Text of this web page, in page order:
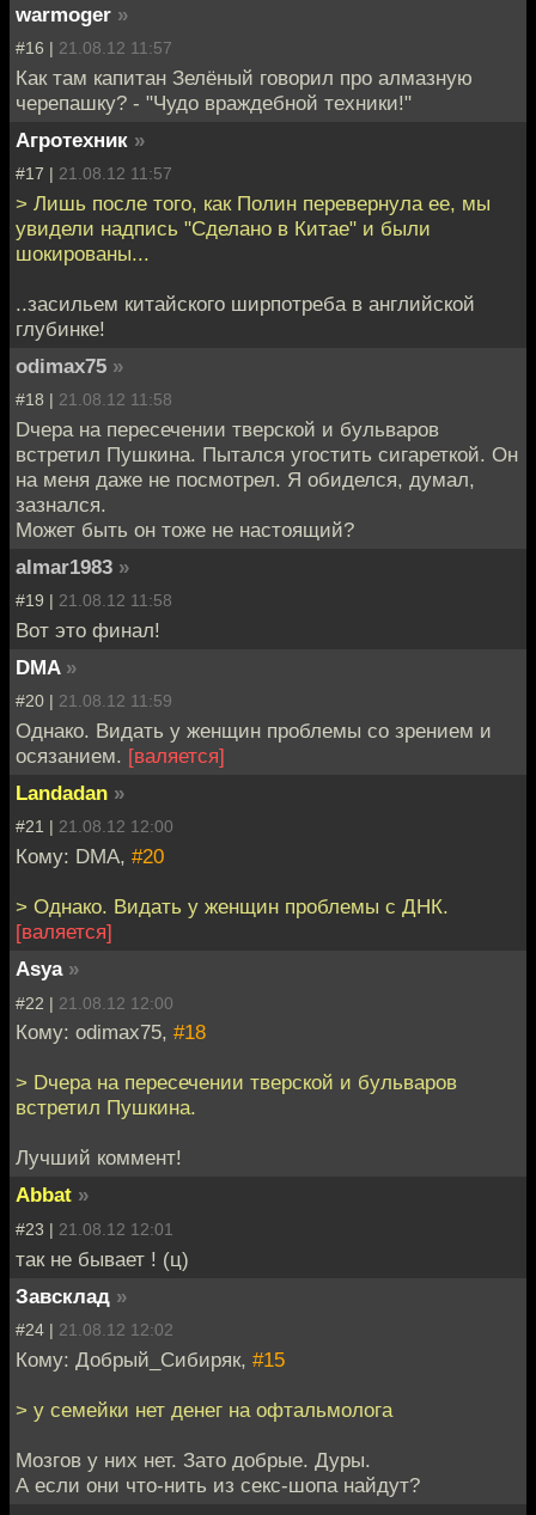
warmoger »
#16 | 21.08.12 11:57
Как там капитан Зелёный говорил про алмазную
черепашку? - "Чудо враждебной техники!"
Агротехник »
#17 | 21.08.12 11:57
> Лишь после того, как Полин перевернула ее, мы
увидели надпись "Сделано в Китае" и были
шокированы...
..засильем китайского ширпотреба в английской
глубинке!
odimax75 »
#18 | 21.08.12 11:58
Dчера на пересечении тверской и бульваров
встретил Пушкина. Пытался угостить сигареткой. Он
на меня даже не посмотрел. Я обиделся, думал,
зазнался.
Может быть он тоже не настоящий?
almar1983 »
#19 | 21.08.12 11:58
Вот это финал!
DMA »
#20 | 21.08.12 11:59
Однако. Видать у женщин проблемы со зрением и
осязанием. [валяется]
Landadan »
#21 | 21.08.12 12:00
Кому: DMA, #20
> Однако. Видать у женщин проблемы с ДНК.
[валяется]
Asya »
#22 | 21.08.12 12:00
Кому: odimax75, #18
> Dчера на пересечении тверской и бульваров
встретил Пушкина.
Лучший коммент!
Abbat »
#23 | 21.08.12 12:01
так не бывает ! (ц)
Завсклад »
#24 | 21.08.12 12:02
Кому: Добрый_Сибиряк, #15
> у семейки нет денег на офтальмолога
Мозгов у них нет. Зато добрые. Дуры.
А если они что-нить из секс-шопа найдут?